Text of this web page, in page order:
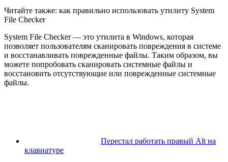
Читайте также: как правильно использовать утилиту System
File Checker
System File Checker — это утилита в Windows, которая
позволяет пользователям сканировать повреждения в системе
и восстанавливать поврежденные файлы. Таким образом, вы
можете попробовать сканировать системные файлы и
восстановить отсутствующие или поврежденные системные
файлы.
Перестал работать правый Alt на
клавиатуре